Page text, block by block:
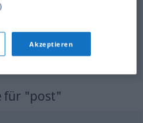
;-er>
für "post"
Akzeptieren